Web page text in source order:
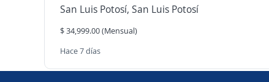
San Luis Potosí, San Luis Potosí
$ 34,999.00 (Mensual)
Hace 7 días